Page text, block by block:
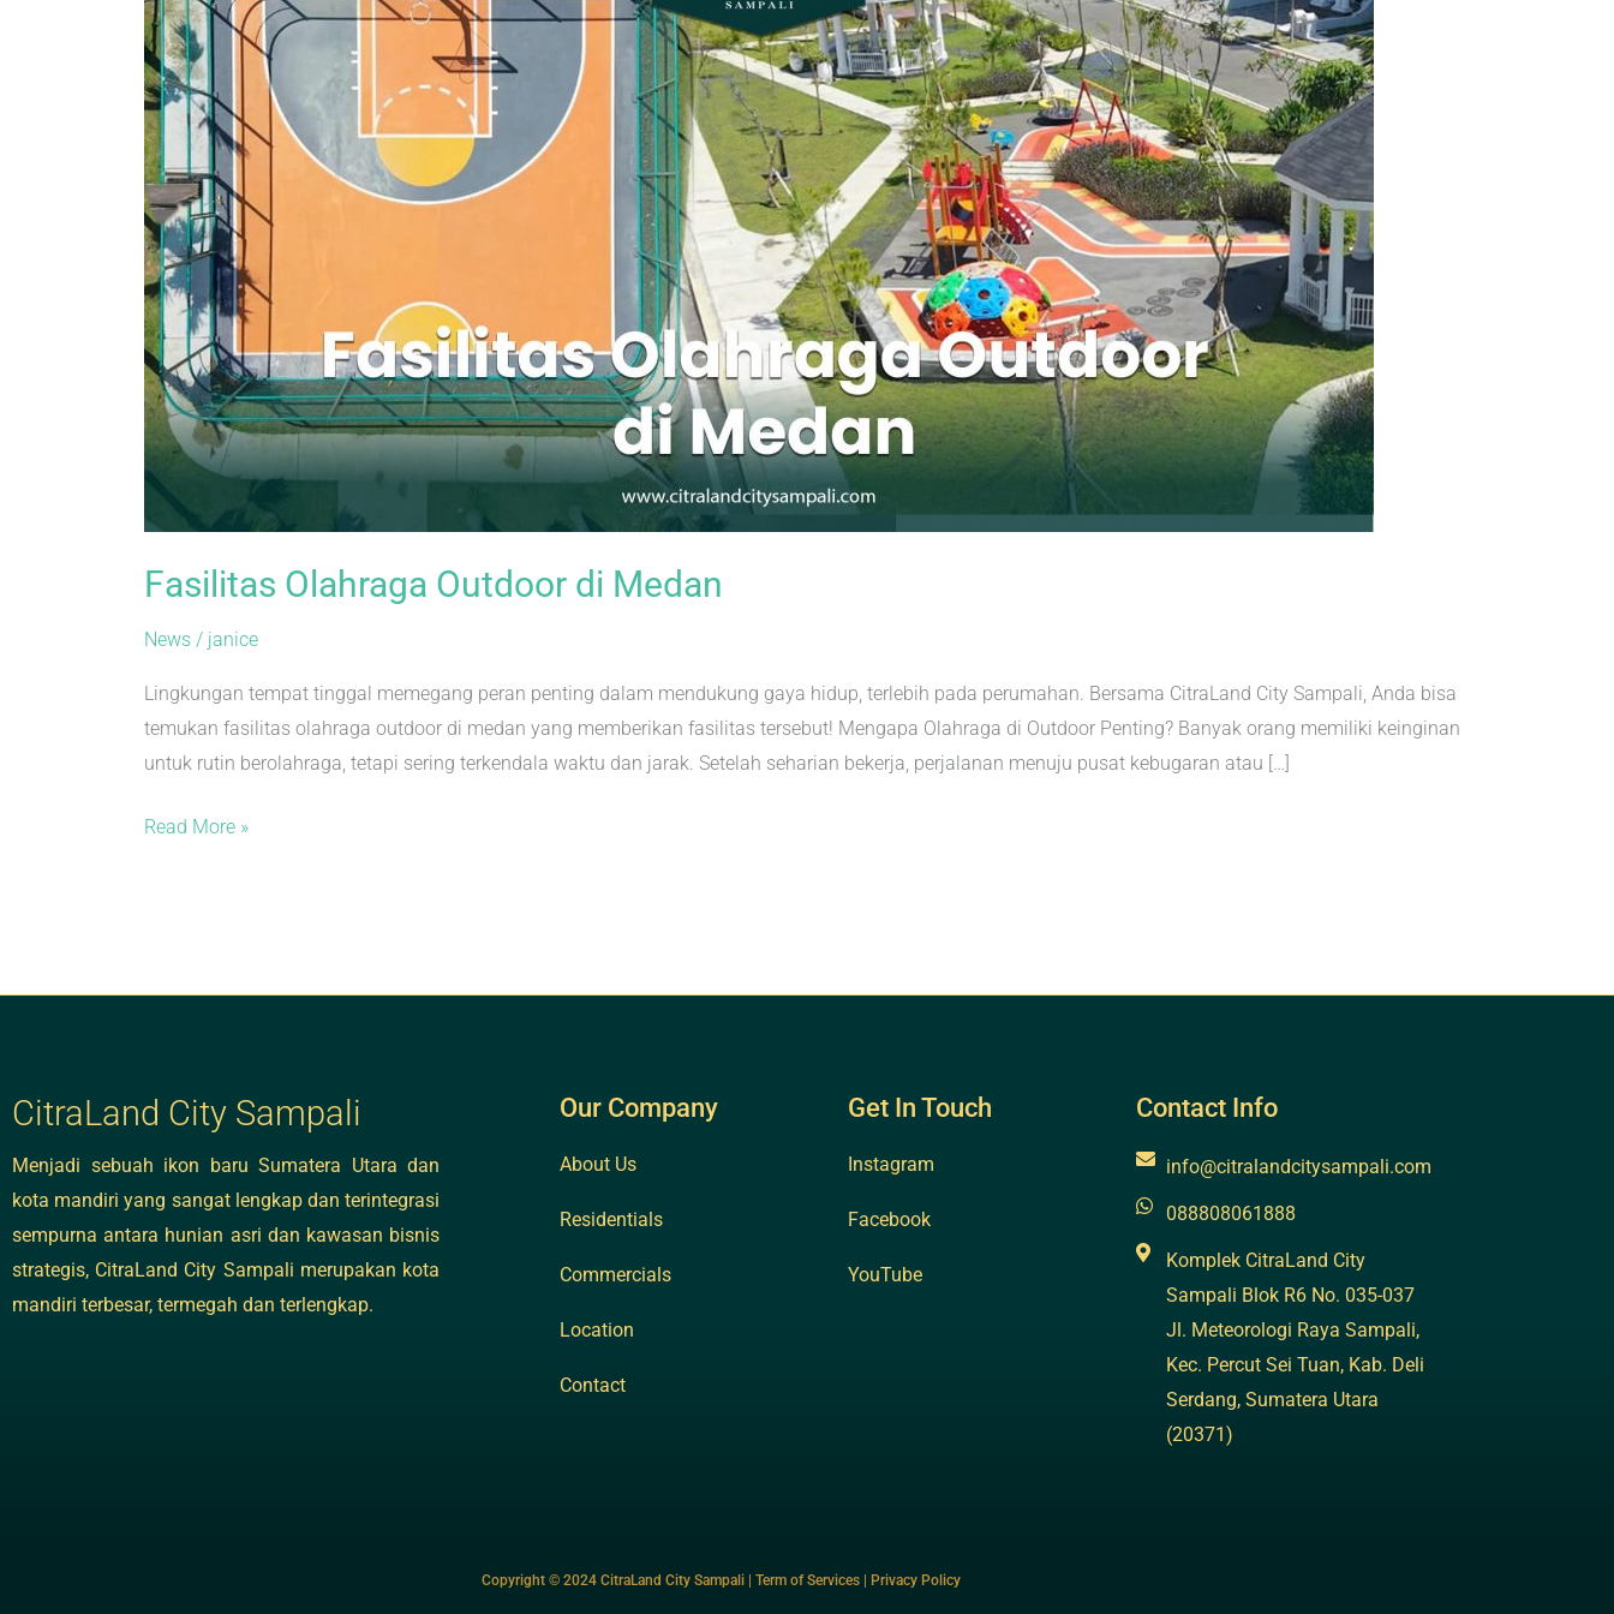
Fasilitas Olahraga Outdoor di Medan
News / janice
Lingkungan tempat tinggal memegang peran penting dalam mendukung gaya hidup, terlebih pada perumahan. Bersama CitraLand City Sampali, Anda bisa
temukan fasilitas olahraga outdoor di medan yang memberikan fasilitas tersebut! Mengapa Olahraga di Outdoor Penting? Banyak orang memiliki keinginan
untuk rutin berolahraga, tetapi sering terkendala waktu dan jarak. Setelah seharian bekerja, perjalanan menuju pusat kebugaran atau […]
di
Medan
Read More »
CitraLand City Sampali
Menjadi sebuah ikon baru Sumatera Utara dan
kota mandiri yang sangat lengkap dan terintegrasi
sempurna antara hunian asri dan kawasan bisnis
strategis, CitraLand City Sampali merupakan kota
mandiri terbesar, termegah dan terlengkap.
Our Company
About Us
Residentials
Commercials
Location
Contact
Get In Touch
Instagram
Facebook
YouTube
Contact Info
info@citralandcitysampali.com
088808061888
Komplek CitraLand City
Sampali Blok R6 No. 035-037
Jl. Meteorologi Raya Sampali,
Kec. Percut Sei Tuan, Kab. Deli
Serdang, Sumatera Utara
(20371)
Copyright © 2024 CitraLand City Sampali | Term of Services | Privacy Policy